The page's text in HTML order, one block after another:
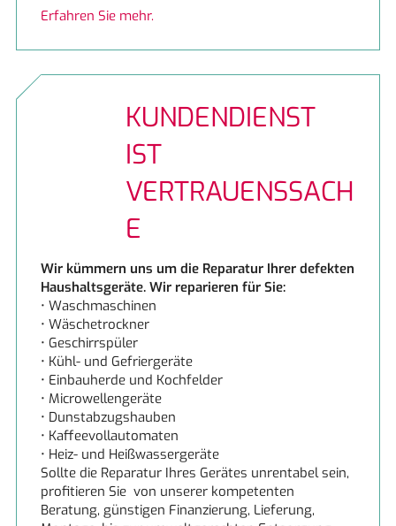
Schock
Siemens
Erfahren Sie mehr.
KUNDENDIENST
IST
VERTRAUENSSACH
E
Wir kümmern uns um die Reparatur Ihrer defekten
Haushaltsgeräte. Wir reparieren für Sie:
• Waschmaschinen
• Wäschetrockner
• Geschirrspüler
• Kühl- und Gefriergeräte
• Einbauherde und Kochfelder
• Microwellengeräte
• Dunstabzugshauben
• Kaffeevollautomaten
• Heiz- und Heißwassergeräte
Sollte die Reparatur Ihres Gerätes unrentabel sein,
profitieren Sie von unserer kompetenten
Beratung, günstigen Finanzierung, Lieferung,